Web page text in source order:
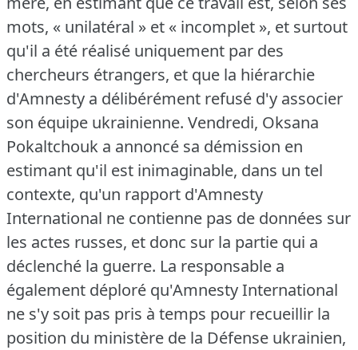
mots, « unilatéral » et « incomplet », et surtout
qu'il a été réalisé uniquement par des
chercheurs étrangers, et que la hiérarchie
d'Amnesty a délibérément refusé d'y associer
son équipe ukrainienne. Vendredi, Oksana
Pokaltchouk a annoncé sa démission en
estimant qu'il est inimaginable, dans un tel
contexte, qu'un rapport d'Amnesty
International ne contienne pas de données sur
les actes russes, et donc sur la partie qui a
déclenché la guerre. La responsable a
également déploré qu'Amnesty International
ne s'y soit pas pris à temps pour recueillir la
position du ministère de la Défense ukrainien,